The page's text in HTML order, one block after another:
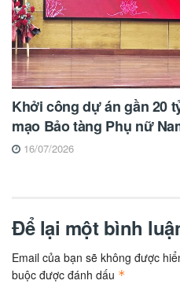
Khởi công dự án gần 20
mạo Bảo tàng Phụ nữ
16/07/2026
Để lại một bình
Email của bạn sẽ không được
buộc được đánh dấu *